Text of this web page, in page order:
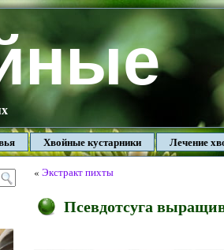
Хвойные кустарники Лечение
« Экстракт пихты
Псевдотсуга